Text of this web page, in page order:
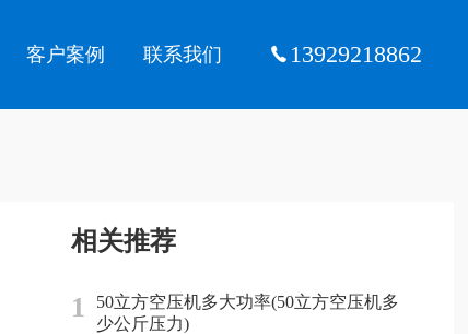
客户案例 联系我们 13929218862
相关推荐
1
50立方空压机多大功率(50立方空压机多
少公斤压力)